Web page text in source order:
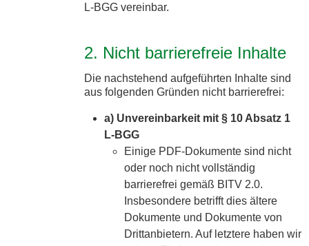
L-BGG vereinbar.
2. Nicht barrierefreie Inhalte
Die nachstehend aufgeführten Inhalte sind
aus folgenden Gründen nicht barrierefrei:
a) Unvereinbarkeit mit § 10 Absatz 1
L-BGG
Einige PDF-Dokumente sind nicht
oder noch nicht vollständig
barrierefrei gemäß BITV 2.0.
Insbesondere betrifft dies ältere
Dokumente und Dokumente von
Drittanbietern. Auf letztere haben wir